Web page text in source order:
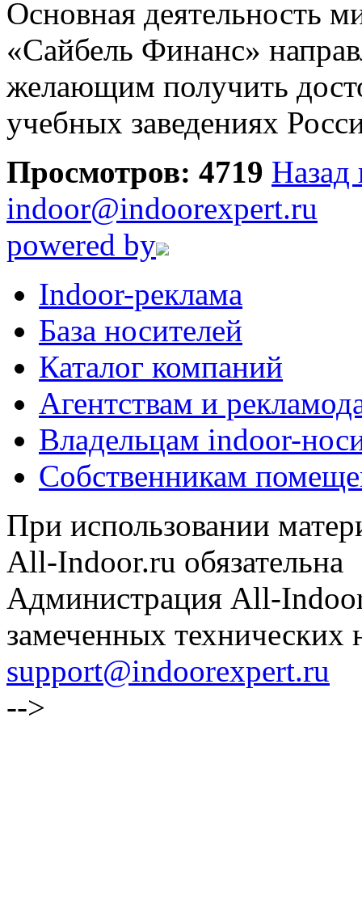
Основная деятельность
«Сайбель Финанс»
желающим получить
учебных заведениях
Просмотров: 4719 Назад
indoor@indoorexpert.ru
powered by
Indoor-реклама
База носителей
Каталог компаний
Агентствам и
Владельцам indoor-
Собственникам
При использовании
All-Indoor.ru обязательна
Администрация All-
замеченных технических
support@indoorexpert.ru
-->